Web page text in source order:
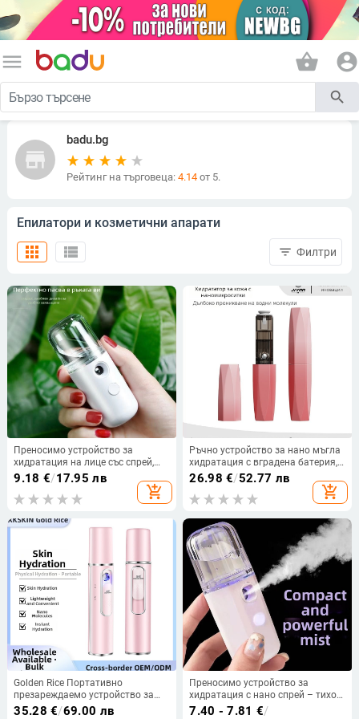
menu shopping_basket account_circle
search
store
badu.bg
Рейтинг на търговеца: 4.14от 5.
Епилатори и козметични апарати
view_list
apps filter_list Филтри
Преносимо устройство за
хидратация на лице със спрей,
винтовиден тип, презареждаема
козметична уредба,
пароизпарител, студено пръскане
9.18 €/17.95 лв
add_shopping_cart
Ръчно устройство за нано мъгла
хидратация с вградена батерия,
студен спрей, единична скорост,
до 10 сек мъгла, 300-500 mAh
26.98 €/52.77 лв
add_shopping_cart
Golden Rice Портативно
презареждаемо устройство за
лице с вградена батерия 300-500
35.28 €/69.00 лв
Преносимо устройство за
хидратация с нано спрей – тихо
студено пръскане за лице, 1
7.40 - 7.81 €/